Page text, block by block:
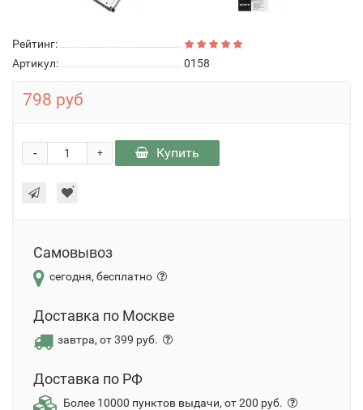
Рейтинг:
Артикул:
0158
798 руб
+
- Купить
Самовывоз
сегодня, бесплатно
Доставка по Москве
завтра, от 399 руб.
Доставка по РФ
Более 10000 пунктов выдачи, от 200 руб.